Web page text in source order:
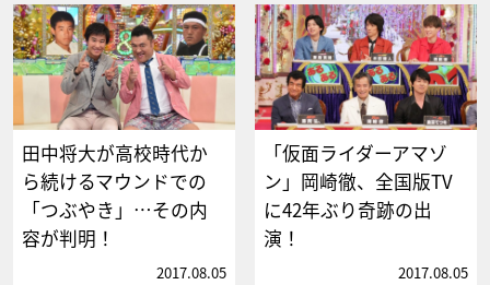
田中将大が高校時代か
ら続けるマウンドでの
「つぶやき」…その内
容が判明！
2017.08.05
「仮面ライダーアマゾ
ン」岡崎徹、全国版TV
に42年ぶり奇跡の出
演！
2017.08.05